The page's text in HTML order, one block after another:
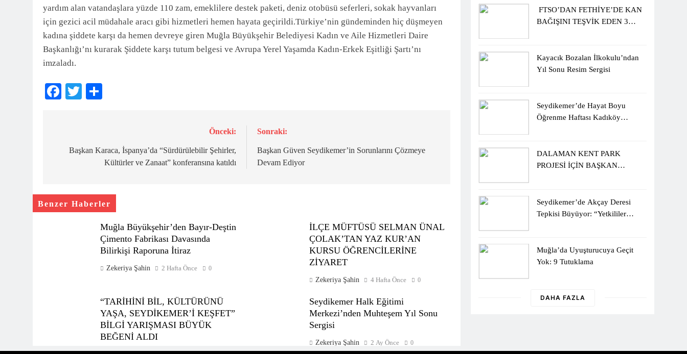
yardım alan vatandaşlara yüzde 110 zam, emeklilere destek paketi, deniz otobüsü seferleri, sokak hayvanları
için gezici acil müdahale aracı gibi hizmetleri hemen hayata geçirildi.Türkiye’nin gündeminden hiç düşmeyen
kadına şiddete karşı da hemen devreye giren Muğla Büyükşehir Belediyesi Kadın ve Aile Hizmetleri Daire
Başkanlığı’nı kurarak Şiddete karşı tutum belgesi ve Avrupa Yerel Yaşamda Kadın-Erkek Eşitliği Şartı’nı
imzaladı.
Facebook
Twitter
gezinmesi
Önceki:
Başkan Karaca, İspanya’da “Sürdürülebilir Şehirler,
Kültürler ve Zanaat” konferansına katıldı
Sonraki:
Başkan Güven Seydikemer’in Sorunlarını Çözmeye
Devam Ediyor
Benzer Haberler
Muğla Büyükşehir’den Bayır-Deştin
Çimento Fabrikası Davasında
Bilirkişi Raporuna İtiraz
Zekeriya Şahin 2 Hafta Önce 0
İLÇE MÜFTÜSÜ SELMAN ÜNAL
ÇOLAK’TAN YAZ KUR’AN
KURSU ÖĞRENCİLERİNE
ZİYARET
Zekeriya Şahin 4 Hafta Önce 0
“TARİHİNİ BİL, KÜLTÜRÜNÜ
YAŞA, SEYDİKEMER’İ KEŞFET”
BİLGİ YARIŞMASI BÜYÜK
BEĞENİ ALDI
Seydikemer Halk Eğitimi
Merkezi’nden Muhteşem Yıl Sonu
Sergisi
Zekeriya Şahin 2 Ay Önce 0
FTSO’DAN FETHİYE’DE KAN
BAĞIŞINI TEŞVİK EDEN 3
Kayacık Bozalan İlkokulu’ndan
Yıl Sonu Resim Sergisi
Seydikemer’de Hayat Boyu
Öğrenme Haftası Kadıköy
DALAMAN KENT PARK
PROJESİ İÇİN BAŞKAN
Seydikemer’de Akçay Deresi
Tepkisi Büyüyor: “Yetkililer
Muğla’da Uyuşturucuya Geçit
Yok: 9 Tutuklama
DAHA FAZLA